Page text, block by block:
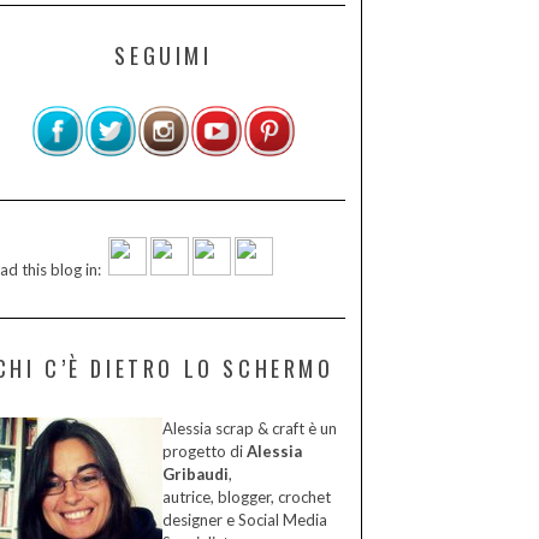
SEGUIMI
this blog in:
C’È DIETRO LO SCHERMO
Alessia scrap & craft è un
progetto diAlessia
Gribaudi,
autrice, blogger, crochet
designer e Social Media